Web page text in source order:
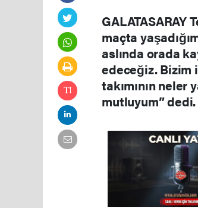
maçta
aslında orada
edeceğiz. Bizim
takımının
mutluyum” dedi.